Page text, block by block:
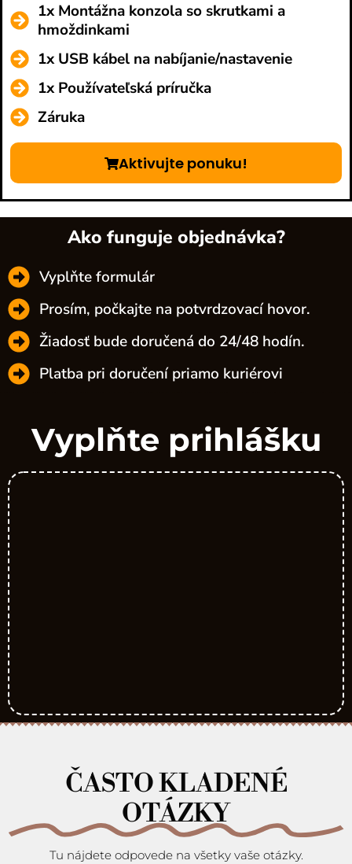
1x Montážna konzola so skrutkami a
hmoždinkami
1x USB kábel na nabíjanie/nastavenie
1x Používateľská príručka
Záruka
Aktivujte ponuku!
Ako funguje objednávka?
Vyplňte formulár
Prosím, počkajte na potvrdzovací hovor.
Žiadosť bude doručená do 24/48 hodín.
Platba pri doručení priamo kuriérovi
Vyplňte prihlášku
ČASTO KLADENÉ
OTÁZKY
Tu nájdete odpovede na všetky vaše otázky.